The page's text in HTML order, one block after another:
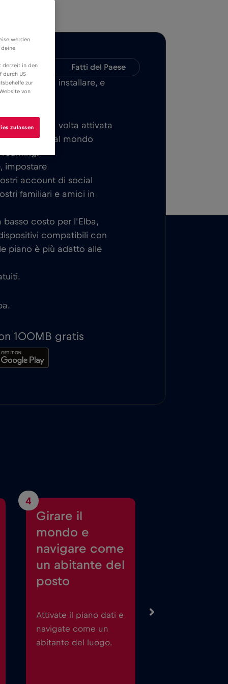
Fatti del Paese
facile da installare, e
base. Una volta attivata
connettervi al mondo
impostare
account di social
familiari e amici in
costo per l’Elba,
compatibili con
piano è più adatto alle
100MB gratis
4
Girare il
mondo e
navigare come
un abitante del
posto
Attivate il piano dati e
navigate come un
abitante del luogo.
werden
deine
derzeit in den
durch US-
zur
von
zulassen